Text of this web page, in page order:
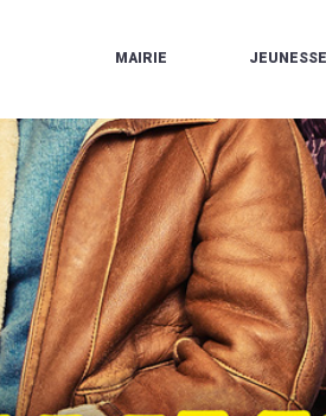
MAIRIE
LES
ÉLUS
CONTACTS
/
HORAIRES
URBANISME/PLU
EN
LIGNE
CARTES
D'IDENTITÉ-
PASSEPORTS
LE
CMJ
RÉUNIONS
DU
L'ACCUEIL
DE
LOISIRS
LE
LES
MERCREDIS
LE
SCOLAIRE
LES
ÉCOLES
/
LE
COLLÈGE